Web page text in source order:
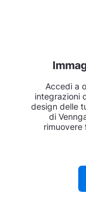
Accedi a
integrazioni
design delle
di
rimuovere